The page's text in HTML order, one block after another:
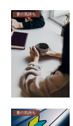
妻の気持ち
妻の気持ち